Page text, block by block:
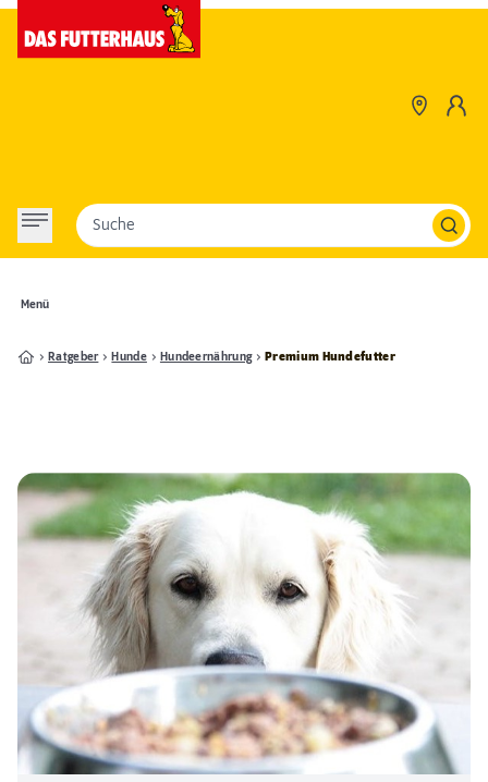
Menü
Suche
Ratgeber Hunde Hundeernährung Premium Hundefutter